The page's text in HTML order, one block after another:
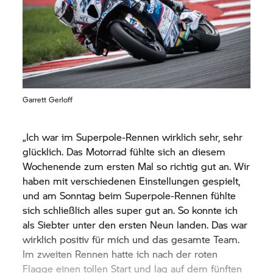
Garrett Gerloff
„Ich war im Superpole-Rennen wirklich sehr, sehr
glücklich. Das Motorrad fühlte sich an diesem
Wochenende zum ersten Mal so richtig gut an. Wir
haben mit verschiedenen Einstellungen gespielt,
und am Sonntag beim Superpole-Rennen fühlte
sich schließlich alles super gut an. So konnte ich
als Siebter unter den ersten Neun landen. Das war
wirklich positiv für mich und das gesamte Team.
Im zweiten Rennen hatte ich nach der roten
Flagge einen tollen Start und lag auf dem fünften